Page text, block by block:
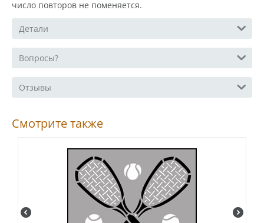
число повторов не поменяется.
Детали
Вопросы?
Отзывы
Смотрите также